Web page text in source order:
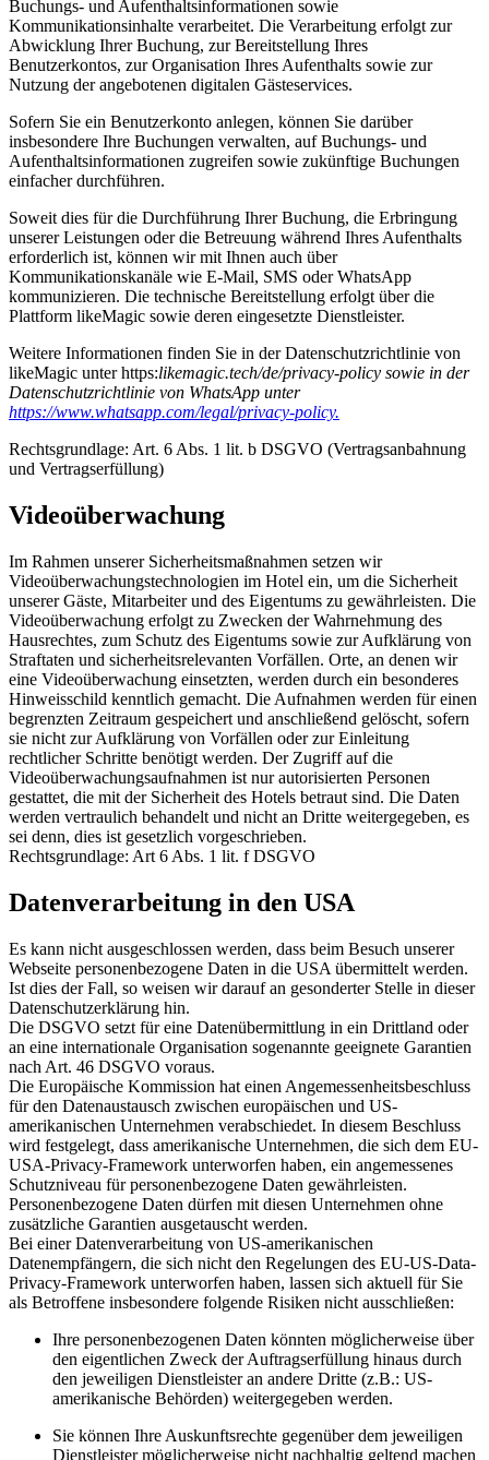
Buchungs- und Aufenthaltsinformationen sowie
Kommunikationsinhalte verarbeitet. Die Verarbeitung erfolgt zur
Abwicklung Ihrer Buchung, zur Bereitstellung Ihres
Benutzerkontos, zur Organisation Ihres Aufenthalts sowie zur
Nutzung der angebotenen digitalen Gästeservices.
Sofern Sie ein Benutzerkonto anlegen, können Sie darüber
insbesondere Ihre Buchungen verwalten, auf Buchungs- und
Aufenthaltsinformationen zugreifen sowie zukünftige Buchungen
einfacher durchführen.
Soweit dies für die Durchführung Ihrer Buchung, die Erbringung
unserer Leistungen oder die Betreuung während Ihres Aufenthalts
erforderlich ist, können wir mit Ihnen auch über
Kommunikationskanäle wie E-Mail, SMS oder WhatsApp
kommunizieren. Die technische Bereitstellung erfolgt über die
Plattform likeMagic sowie deren eingesetzte Dienstleister.
Weitere Informationen finden Sie in der Datenschutzrichtlinie von
likeMagic unter https:likemagic.tech/de/privacy-policy sowie in der
Datenschutzrichtlinie von WhatsApp unter
https://www.whatsapp.com/legal/privacy-policy.
Rechtsgrundlage: Art. 6 Abs. 1 lit. b DSGVO (Vertragsanbahnung
und Vertragserfüllung)
Videoüberwachung
Im Rahmen unserer Sicherheitsmaßnahmen setzen wir
Videoüberwachungstechnologien im Hotel ein, um die Sicherheit
unserer Gäste, Mitarbeiter und des Eigentums zu gewährleisten. Die
Videoüberwachung erfolgt zu Zwecken der Wahrnehmung des
Hausrechtes, zum Schutz des Eigentums sowie zur Aufklärung von
Straftaten und sicherheitsrelevanten Vorfällen. Orte, an denen wir
eine Videoüberwachung einsetzten, werden durch ein besonderes
Hinweisschild kenntlich gemacht. Die Aufnahmen werden für einen
begrenzten Zeitraum gespeichert und anschließend gelöscht, sofern
sie nicht zur Aufklärung von Vorfällen oder zur Einleitung
rechtlicher Schritte benötigt werden. Der Zugriff auf die
Videoüberwachungsaufnahmen ist nur autorisierten Personen
gestattet, die mit der Sicherheit des Hotels betraut sind. Die Daten
werden vertraulich behandelt und nicht an Dritte weitergegeben, es
sei denn, dies ist gesetzlich vorgeschrieben.
Rechtsgrundlage: Art 6 Abs. 1 lit. f DSGVO
Datenverarbeitung in den USA
Es kann nicht ausgeschlossen werden, dass beim Besuch unserer
Webseite personenbezogene Daten in die USA übermittelt werden.
Ist dies der Fall, so weisen wir darauf an gesonderter Stelle in dieser
Datenschutzerklärung hin.
Die DSGVO setzt für eine Datenübermittlung in ein Drittland oder
an eine internationale Organisation sogenannte geeignete Garantien
nach Art. 46 DSGVO voraus.
Die Europäische Kommission hat einen Angemessenheitsbeschluss
für den Datenaustausch zwischen europäischen und US-
amerikanischen Unternehmen verabschiedet. In diesem Beschluss
wird festgelegt, dass amerikanische Unternehmen, die sich dem EU-
USA-Privacy-Framework unterworfen haben, ein angemessenes
Schutzniveau für personenbezogene Daten gewährleisten.
Personenbezogene Daten dürfen mit diesen Unternehmen ohne
zusätzliche Garantien ausgetauscht werden.
Bei einer Datenverarbeitung von US-amerikanischen
Datenempfängern, die sich nicht den Regelungen des EU-US-Data-
Privacy-Framework unterworfen haben, lassen sich aktuell für Sie
als Betroffene insbesondere folgende Risiken nicht ausschließen:
Ihre personenbezogenen Daten könnten möglicherweise über
den eigentlichen Zweck der Auftragserfüllung hinaus durch
den jeweiligen Dienstleister an andere Dritte (z.B.: US-
amerikanische Behörden) weitergegeben werden.
Sie können Ihre Auskunftsrechte gegenüber dem jeweiligen
Dienstleister möglicherweise nicht nachhaltig geltend machen